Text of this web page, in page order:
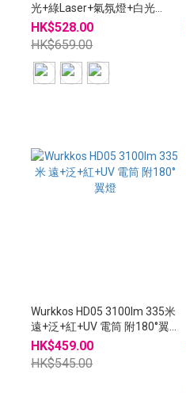
光+綠Laser+氣氛燈+白光
USB-C充電 電筒
HK$528.00
HK$659.00
Wurkkos HD05 3100lm 335米
遠+泛+紅+UV 電筒 附180°翼
燈
HK$459.00
HK$545.00